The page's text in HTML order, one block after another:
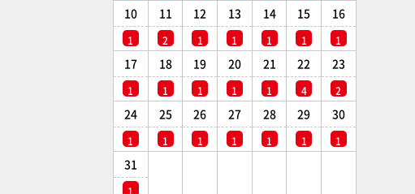
10
1
11
2
12
1
13
1
14
1
15
1
16
1
17
1
18
1
19
1
20
1
21
1
22
4
23
2
24
1
25
1
26
1
27
1
28
1
29
1
30
1
31